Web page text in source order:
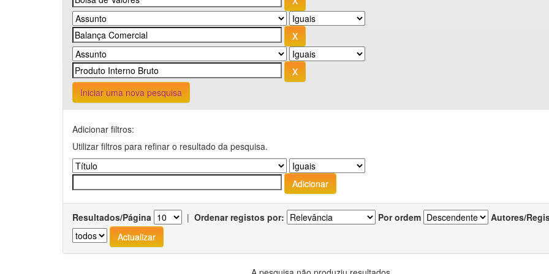
Iniciar uma nova pesquisa
Adicionar filtros:
Utilizar filtros para refinar o resultado da pesquisa.
Resultados/Página | Ordenar registos por: Por ordem Autores/